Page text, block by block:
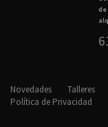
Novedades Talleres
Política de Privacidad